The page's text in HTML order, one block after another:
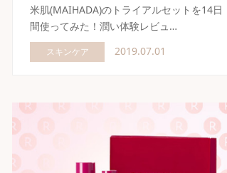
米肌(MAIHADA)のトライアルセットを14日
間使ってみた！潤い体験レビュ…
スキンケア 2019.07.01